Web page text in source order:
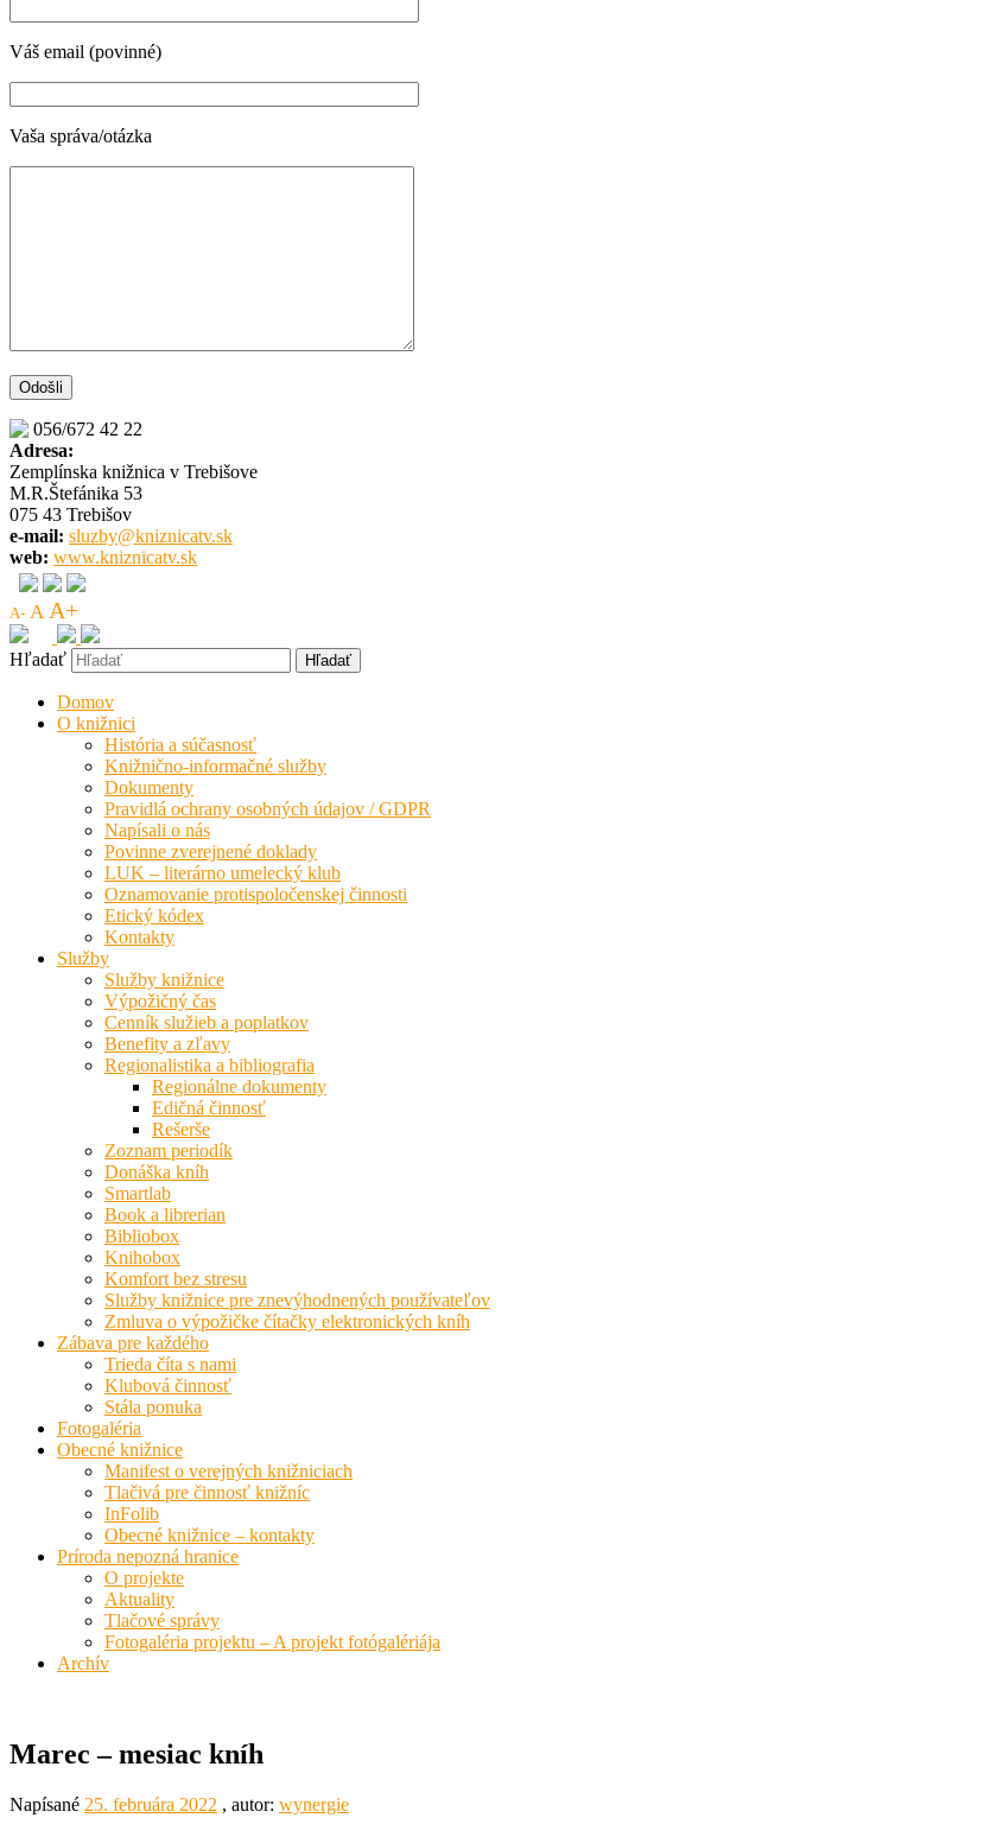
Váš email (povinné)
Vaša správa/otázka
056/672 42 22
Adresa:
Zemplínska knižnica v Trebišove
M.R.Štefánika 53
075 43 Trebišov
e-mail: sluzby@kniznicatv.sk
web: www.kniznicatv.sk
A- A A+
Hľadať
Domov
O knižnici
História a súčasnosť
Knižnično-informačné služby
Dokumenty
Pravidlá ochrany osobných údajov / GDPR
Napísali o nás
Povinne zverejnené doklady
LUK – literárno umelecký klub
Oznamovanie protispoločenskej činnosti
Etický kódex
Kontakty
Služby
Služby knižnice
Výpožičný čas
Cenník služieb a poplatkov
Benefity a zľavy
Regionalistika a bibliografia
Regionálne dokumenty
Edičná činnosť
Rešerše
Zoznam periodík
Donáška kníh
Smartlab
Book a librerian
Bibliobox
Knihobox
Komfort bez stresu
Služby knižnice pre znevýhodnených používateľov
Zmluva o výpožičke čítačky elektronických kníh
Zábava pre každého
Trieda číta s nami
Klubová činnosť
Stála ponuka
Fotogaléria
Obecné knižnice
Manifest o verejných knižniciach
Tlačivá pre činnosť knižníc
InFolib
Obecné knižnice – kontakty
Príroda nepozná hranice
O projekte
Aktuality
Tlačové správy
Fotogaléria projektu – A projekt fotógalériája
Archív
Marec – mesiac kníh
Napísané 25. februára 2022 , autor: wynergie